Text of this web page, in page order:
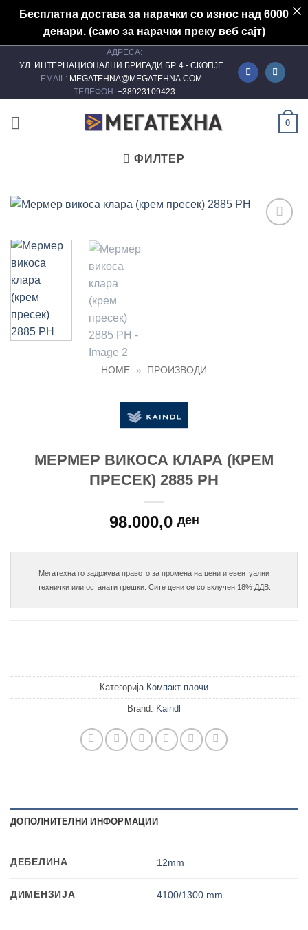
Бесплатна достава за нарачки со износ над 6000
денари. (само за нарачки преку веб сајт)
АДРЕСА:
УЛ. ИНТЕРНАЦИОНАЛНИ БРИГАДИ БР. 4 - СКОПЈЕ
EMAIL: MEGATEHNA@MEGATEHNA.COM
ТЕЛЕФОН: +38923109423
0
ФИЛТЕР
HOME » ПРОИЗВОДИ
МЕРМЕР ВИКОСА КЛАРА (КРЕМ
ПРЕСЕК) 2885 PH
98.000,0 ден
Мегатехна го задржува правото за промена на цени и евентуални
Категорија Компакт плочи
Brand: Kaindl
ДОПОЛНИТЕЛНИ ИНФОРМАЦИИ
ДЕБЕЛИНА 12mm
ДИМЕНЗИЈА 4100/1300 mm